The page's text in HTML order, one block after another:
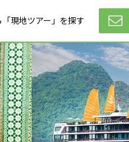
現地ツアー」を探す